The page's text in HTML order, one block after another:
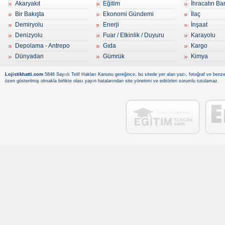
Akaryakıt
Bir Bakışta
Demiryolu
Denizyolu
Depolama - Antrepo
Dünyadan
Eğitim
Ekonomi Gündemi
Enerji
Fuar / Etkinlik / Duyuru
Gıda
Gümrük
İhracatın
İlaç
İnşaat
Karayolu
Kargo
Kimya
Lojistikhatti.com 5846 Sayıılı Telif Hakları Kanunu gereğince, bu sitede yer alan yazı, fotoğraf ve
özen gösterilmiş olmakla birlikte olası yayın hatalarından site yönetimi ve editörleri sorumlu tutulamaz.